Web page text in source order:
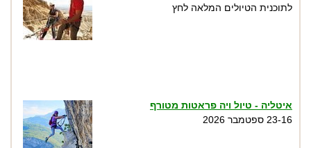
לתוכנית הטיולים המלאה לחץ
איטליה - טיול ויה פראטות מטורף
23-16 ספטמבר 2026